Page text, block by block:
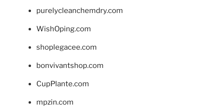
purelycleanchemdry.com
WishOping.com
shoplegacee.com
bonvivantshop.com
CupPlante.com
mpzin.com